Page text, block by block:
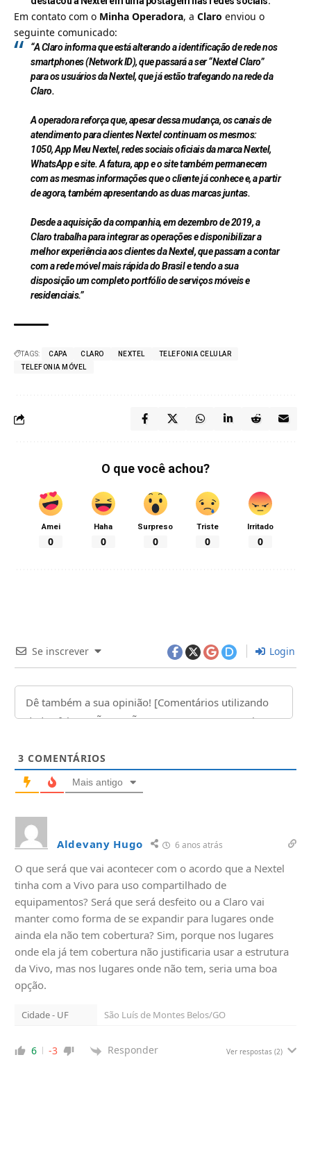
Em contato com o Minha Operadora, a Claro enviou o
seguinte comunicado:
“A Claro informa que está alterando a identificação de rede nos
smartphones (Network ID), que passará a ser “Nextel Claro”
para os usuários da Nextel, que já estão trafegando na rede da
Claro.
A operadora reforça que, apesar dessa mudança, os canais de
atendimento para clientes Nextel continuam os mesmos:
1050, App Meu Nextel, redes sociais oficiais da marca Nextel,
WhatsApp e site. A fatura, app e o site também permanecem
com as mesmas informações que o cliente já conhece e, a partir
de agora, também apresentando as duas marcas juntas.
Desde a aquisição da companhia, em dezembro de 2019, a
Claro trabalha para integrar as operações e disponibilizar a
melhor experiência aos clientes da Nextel, que passam a contar
com a rede móvel mais rápida do Brasil e tendo a sua
disposição um completo portfólio de serviços móveis e
residenciais.”
TAGS: CAPA CLARO NEXTEL
TELEFONIA CELULAR
TELEFONIA MÓVEL
O que você achou?
Amei
0
Haha
0
Surpreso
0
Triste
0
Irritado
0
Se inscrever Login
3 COMENTÁRIOS
Mais antigo
Aldevany Hugo 6 anos atrás
O que será que vai acontecer com o acordo que a Nextel
tinha com a Vivo para uso compartilhado de
equipamentos? Será que será desfeito ou a Claro vai
manter como forma de se expandir para lugares onde
ainda ela não tem cobertura? Sim, porque nos lugares
onde ela já tem cobertura não justificaria usar a estrutura
da Vivo, mas nos lugares onde não tem, seria uma boa
opção.
Cidade - UF São Luís de Montes Belos/GO
6 -3 Responder Ver respostas (2)